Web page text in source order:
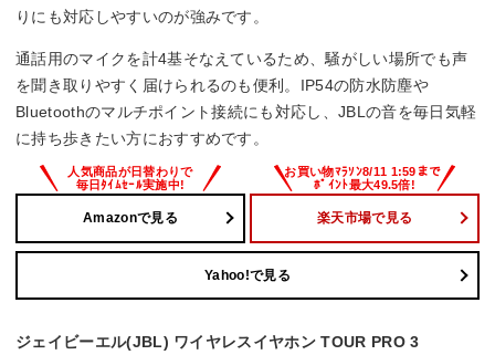
りにも対応しやすいのが強みです。
通話用のマイクを計4基そなえているため、騒がしい場所でも声
を聞き取りやすく届けられるのも便利。IP54の防水防塵や
Bluetoothのマルチポイント接続にも対応し、JBLの音を毎日気軽
に持ち歩きたい方におすすめです。
Amazonで見る 楽天市場で見る
Yahoo!で見る
ジェイビーエル(JBL) ワイヤレスイヤホン TOUR PRO 3